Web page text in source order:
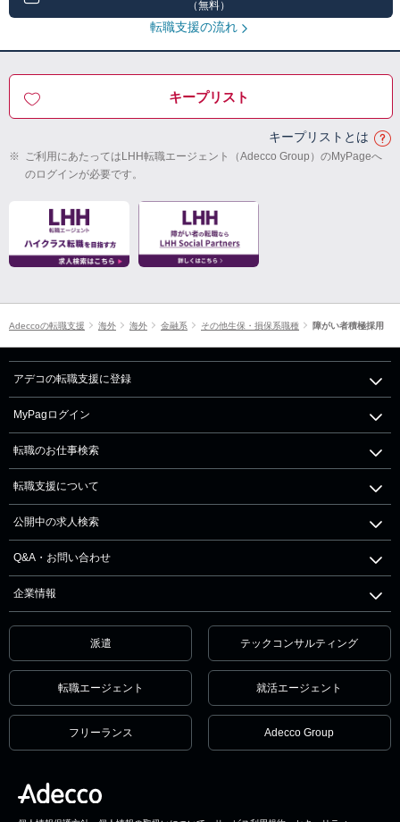
（無料）
転職支援の流れ
キープリスト
キープリストとは
※ ご利用にあたってはLHH転職エージェント（Adecco Group）のMyPageへ
のログインが必要です。
Adeccoの転職支援 海外 海外 金融系 その他生保・損保系職種 障がい者積極採用
アデコの転職支援に登録
MyPagログイン
転職のお仕事検索
転職支援について
公開中の求人検索
Q&A・お問い合わせ
企業情報
派遣 テックコンサルティング
転職エージェント 就活エージェント
フリーランス Adecco Group